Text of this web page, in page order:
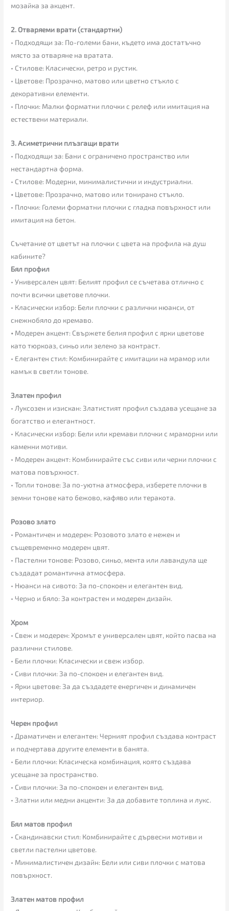
мозайка за акцент.
2. Отваряеми врати (стандартни)
• Подходящи за: По-големи бани, където има достатъчно
място за отваряне на вратата.
• Стилове: Класически, ретро и рустик.
• Цветове: Прозрачно, матово или цветно стъкло с
декоративни елементи.
• Плочки: Малки форматни плочки с релеф или имитация на
естествени материали.
3. Асиметрични плъзгащи врати
• Подходящи за: Бани с ограничено пространство или
нестандартна форма.
• Стилове: Модерни, минималистични и индустриални.
• Цветове: Прозрачно, матово или тонирано стъкло.
• Плочки: Големи форматни плочки с гладка повърхност или
имитация на бетон.
Съчетание от цветът на плочки с цвета на профила на душ
кабините?
Бял профил
• Универсален цвят: Белият профил се съчетава отлично с
почти всички цветове плочки.
• Класически избор: Бели плочки с различни нюанси, от
снежнобяло до кремаво.
• Модерен акцент: Свържете белия профил с ярки цветове
като тюркоаз, синьо или зелено за контраст.
• Елегантен стил: Комбинирайте с имитации на мрамор или
камък в светли тонове.
Златен профил
• Луксозен и изискан: Златистият профил създава усещане за
богатство и елегантност.
• Класически избор: Бели или кремави плочки с мраморни или
каменни мотиви.
• Модерен акцент: Комбинирайте със сиви или черни плочки с
матова повърхност.
• Топли тонове: За по-уютна атмосфера, изберете плочки в
земни тонове като бежово, кафяво или теракота.
Розово злато
• Романтичен и модерен: Розовото злато е нежен и
същевременно модерен цвят.
• Пастелни тонове: Розово, синьо, мента или лавандула ще
създадат романтична атмосфера.
• Нюанси на сивото: За по-спокоен и елегантен вид.
• Черно и бяло: За контрастен и модерен дизайн.
Хром
• Свеж и модерен: Хромът е универсален цвят, който пасва на
различни стилове.
• Бели плочки: Класически и свеж избор.
• Сиви плочки: За по-спокоен и елегантен вид.
• Ярки цветове: За да създадете енергичен и динамичен
интериор.
Черен профил
• Драматичен и елегантен: Черният профил създава контраст
и подчертава другите елементи в банята.
• Бели плочки: Класическа комбинация, която създава
усещане за пространство.
• Сиви плочки: За по-спокоен и елегантен вид.
• Златни или медни акценти: За да добавите топлина и лукс.
Бял матов профил
• Скандинавски стил: Комбинирайте с дървесни мотиви и
светли пастелни цветове.
• Минималистичен дизайн: Бели или сиви плочки с матова
повърхност.
Златен матов профил